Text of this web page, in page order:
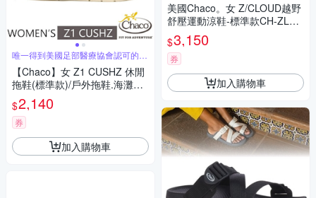
唯一得到美國足部醫療協會認可的運
動涼鞋
【Chaco】女 Z1 CUSHZ 休閒
拖鞋(標準款)/戶外拖鞋.海灘鞋_
CH-USW01-HL24 葉茂香草
$2,140
券
加入購物車
美國Chaco。女 Z/CLOUD越野
舒壓運動涼鞋-標準款CH-ZLW0
1HK17 (藍調絲絨)
$3,150
券
加入購物車